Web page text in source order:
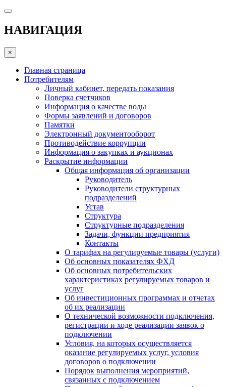
НАВИГАЦИЯ
×
Главная страница
Потребителям
Личный кабинет, передать показания
Поверка счетчиков
Информация о качестве воды
Формы заявлений и договоров
Памятки
Электронный документооборот
Противодействие коррупции
Информация о закупках и аукционах
Раскрытие информации
Общая информация об организации
Руководитель
Руководители структурных
подразделений
Устав
Структура
Структурные подразделения
Задачи, функции предприятия
Контакты
О тарифах на регулируемые товары (услуги)
Об основных показателях ФХД
Об основных потребительских
характеристиках регулируемых товаров и
услуг
Об инвестиционных программах и отчетах
об их реализации
О технической возможности подключения,
регистрации и ходе реализации заявок о
подключении
Условия, на которых осуществляется
оказание регулируемых услуг, условия
договоров о подключении
Порядок выполнения мероприятий,
связанных с подключением